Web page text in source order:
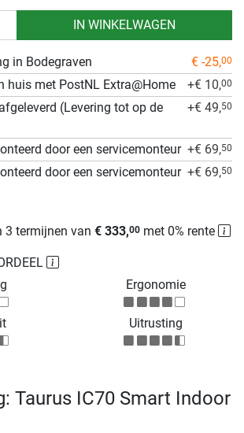
IN WINKELWAGEN
Ergonomie
Uitrusting
in Bodegraven € -25,00
huis met PostNL Extra@Home +€ 10,00
(Levering tot op de
+€ 49,50
door een servicemonteur +€ 69,50
door een servicemonteur +€ 69,50
3 termijnen van € 333,00 met 0% rente
Taurus IC70 Smart Indoor